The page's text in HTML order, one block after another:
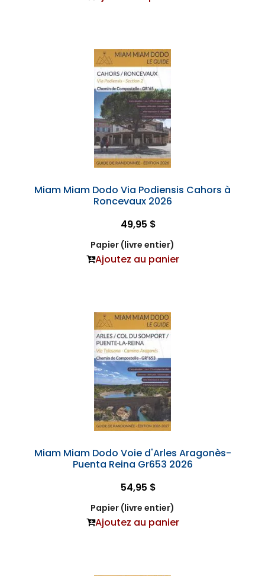
Miam Miam Dodo Via Podiensis Cahors à
Roncevaux 2026
49,95 $
Papier (livre entier)
Ajoutez au panier
Miam Miam Dodo Voie d'Arles Aragonès-
Puenta Reina Gr653 2026
54,95 $
Papier (livre entier)
Ajoutez au panier